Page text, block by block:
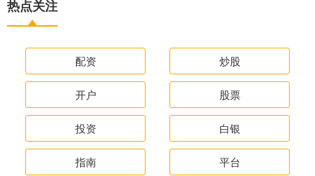
热点关注
配资 炒股
开户 股票
投资 白银
指南 平台